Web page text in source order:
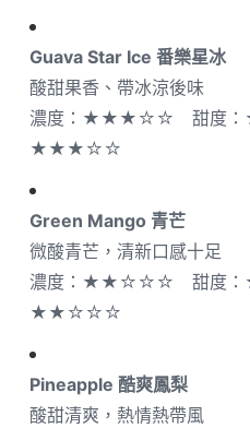
Guava Star Ice 番樂星冰
酸甜果香、帶冰涼後味
濃度：★★★☆☆ 甜度
★★★☆☆
Green Mango 青芒
微酸青芒，清新口感十足
濃度：★★☆☆☆ 甜度
★★☆☆☆
Pineapple 酷爽鳳梨
酸甜清爽，熱情熱帶風